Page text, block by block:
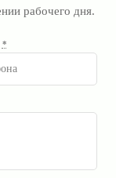
рабочего дня.
*